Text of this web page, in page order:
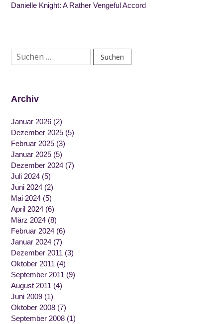
Danielle Knight: A Rather Vengeful Accord
Suchen
nach:
Archiv
Januar 2026 (2)
Dezember 2025 (5)
Februar 2025 (3)
Januar 2025 (5)
Dezember 2024 (7)
Juli 2024 (5)
Juni 2024 (2)
Mai 2024 (5)
April 2024 (6)
März 2024 (8)
Februar 2024 (6)
Januar 2024 (7)
Dezember 2011 (3)
Oktober 2011 (4)
September 2011 (9)
August 2011 (4)
Juni 2009 (1)
Oktober 2008 (7)
September 2008 (1)